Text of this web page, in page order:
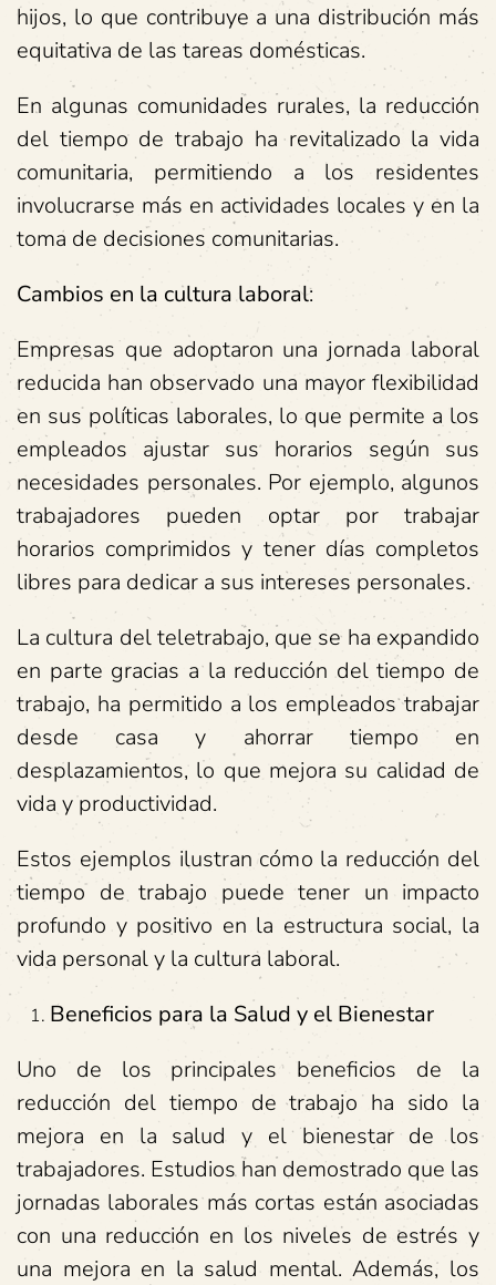
hijos, lo que contribuye a una distribución más
equitativa de las tareas domésticas.
En algunas comunidades rurales, la reducción
del tiempo de trabajo ha revitalizado la vida
comunitaria, permitiendo a los residentes
involucrarse más en actividades locales y en la
toma de decisiones comunitarias.
Cambios en la cultura laboral:
Empresas que adoptaron una jornada laboral
reducida han observado una mayor flexibilidad
en sus políticas laborales, lo que permite a los
empleados ajustar sus horarios según sus
necesidades personales. Por ejemplo, algunos
trabajadores pueden optar por trabajar
horarios comprimidos y tener días completos
libres para dedicar a sus intereses personales.
La cultura del teletrabajo, que se ha expandido
en parte gracias a la reducción del tiempo de
trabajo, ha permitido a los empleados trabajar
desde casa y ahorrar tiempo en
desplazamientos, lo que mejora su calidad de
vida y productividad.
Estos ejemplos ilustran cómo la reducción del
tiempo de trabajo puede tener un impacto
profundo y positivo en la estructura social, la
vida personal y la cultura laboral.
Beneficios para la Salud y el Bienestar
Uno de los principales beneficios de la
reducción del tiempo de trabajo ha sido la
mejora en la salud y el bienestar de los
trabajadores. Estudios han demostrado que las
jornadas laborales más cortas están asociadas
con una reducción en los niveles de estrés y
una mejora en la salud mental. Además, los